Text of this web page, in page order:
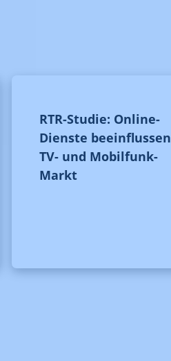
RTR-Studie: Online-
Dienste beeinflussen
TV- und Mobilfunk-
Markt